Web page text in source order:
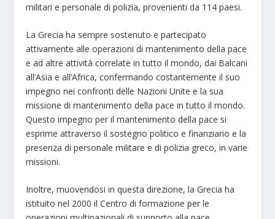
militari e personale di polizia, provenienti da 114 paesi.
La Grecia ha sempre sostenuto e partecipato
attivamente alle operazioni di mantenimento della pace
e ad altre attività correlate in tutto il mondo, dai Balcani
all’Asia e all’Africa, confermando costantemente il suo
impegno nei confronti delle Nazioni Unite e la sua
missione di mantenimento della pace in tutto il mondo.
Questo impegno per il mantenimento della pace si
esprime attraverso il sostegno politico e finanziario e la
presenza di personale militare e di polizia greco, in varie
missioni.
Inoltre, muovendosi in questa direzione, la Grecia ha
istituito nel 2000 il Centro di formazione per le